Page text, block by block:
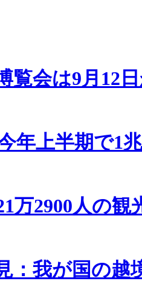
覧会は9月12
上半期で1兆
万2900人の観
：我が国の